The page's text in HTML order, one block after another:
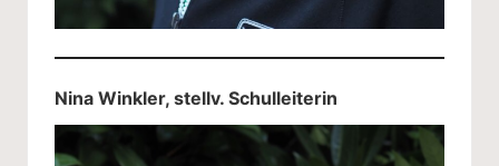
Nina Winkler, stellv. Schulleiterin